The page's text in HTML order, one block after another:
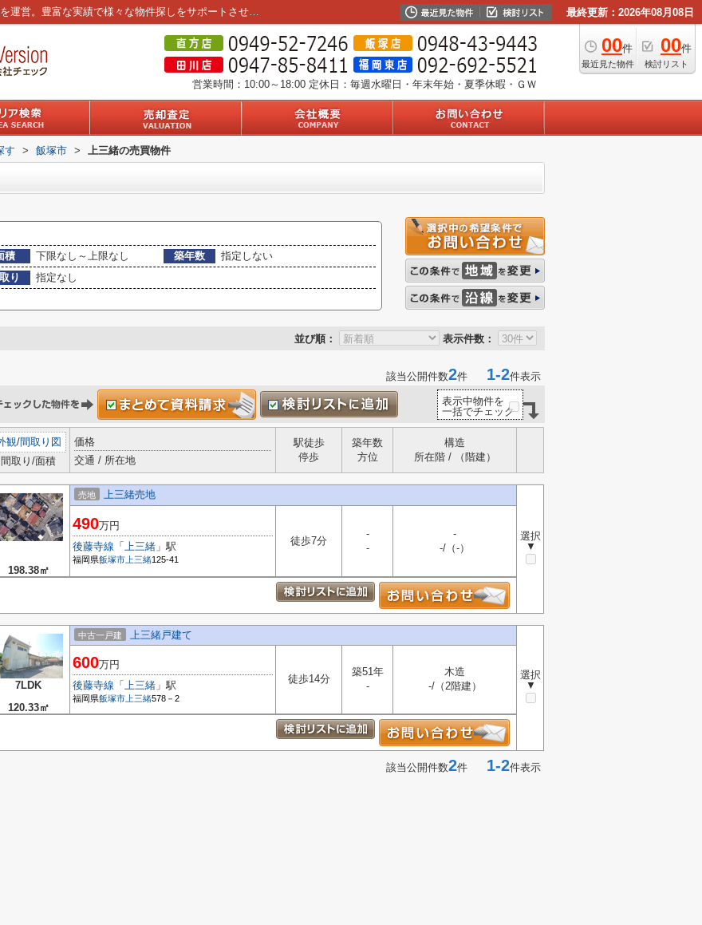
飯塚市上三緒の不動産一覧｜筑豊エリア3店舗を運営。豊富な実績で様々な物件探しをサポートさせていただきます。 最終更新：2026年08月08日
00件
最近見た物件
00件
検討リスト
営業時間：10:00～18:00 定休日：毎週水曜日・年末年始・夏季休暇・ＧＷ
す > 飯塚市 > 上三緒の売買物件
積 下限なし～上限なし 築年数
指定しない
り
指定なし
並び順： 表示件数：
該当公開件数2件 1-2件表示
表示中物件を
一括でチェック
観/間取り図
間取り/面積
価格
交通 / 所在地
駅徒歩
停歩
築年数
方位
構造
所在階 / （階建）
198.38㎡
売地 上三緒売地
選択
▼
490万円
後藤寺線 「 上三緒 」駅
福岡県飯塚市 上三緒125-41
徒歩7分
-
-
-
-/（-）
7LDK
120.33㎡
中古一戸建 上三緒戸建て
選択
▼
600万円
後藤寺線 「 上三緒 」駅
福岡県飯塚市 上三緒578－2
徒歩14分
築51年
-
木造
-/（2階建）
該当公開件数2件 1-2件表示